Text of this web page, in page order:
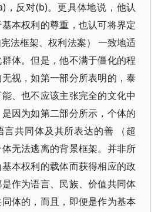
，反对(b)。更具体地说，他认
本权利的尊重，也认可将界定
法框架、权利法案） 一致地适
体。但是，他不满于僵化的程
视，如第一部分所表明的，泰
、也不应该主张完全的文化中
因为如第二部分所示，个体的
言共同体及其所表达的善 （超
无法逃离的背景框架。并非所
本权利的载体而获得相应的政
作为语言、民族、价值共同体
体的，而且，即便是作为基本